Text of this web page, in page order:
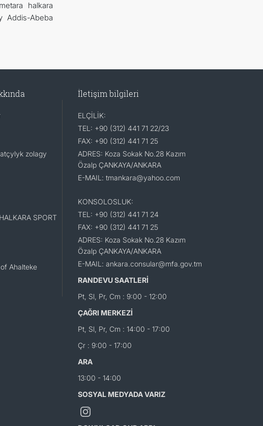
halkara
Addis-Abeba
zolagy
SPORT
Ahalteke
İletişim bilgileri
ELÇİLİK:
TEL: +90 (312) 441 71 22/23
FAX: +90 (312) 441 71 25
ADRES: Koza Sokak No.28 Kazım
Özalp ÇANKAYA/ANKARA
E-MAIL: tmankara@yahoo.com
KONSOLOSLUK:
TEL: +90 (312) 441 71 24
FAX: +90 (312) 441 71 25
ADRES: Koza Sokak No.28 Kazım
Özalp ÇANKAYA/ANKARA
E-MAIL: ankara.consular@mfa.gov.tm
RANDEVU SAATLERİ
Pt, Sl, Pr, Cm : 9:00 - 12:00
ÇAĞRI MERKEZİ
Pt, Sl, Pr, Cm : 14:00 - 17:00
Çr : 9:00 - 17:00
ARA
13:00 - 14:00
SOSYAL MEDYADA VARIZ